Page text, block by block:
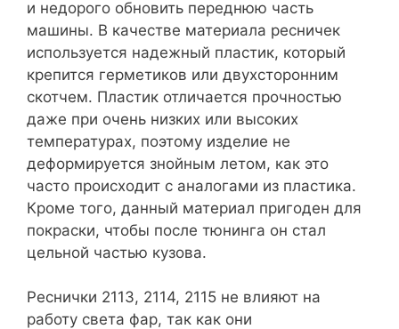
и недорого обновить переднюю часть
машины. В качестве материала ресничек
используется надежный пластик, который
крепится герметиков или двухсторонним
скотчем. Пластик отличается прочностью
даже при очень низких или высоких
температурах, поэтому изделие не
деформируется знойным летом, как это
часто происходит с аналогами из пластика.
Кроме того, данный материал пригоден для
покраски, чтобы после тюнинга он стал
цельной частью кузова.
Реснички 2113, 2114, 2115 не влияют на
работу света фар, так как они